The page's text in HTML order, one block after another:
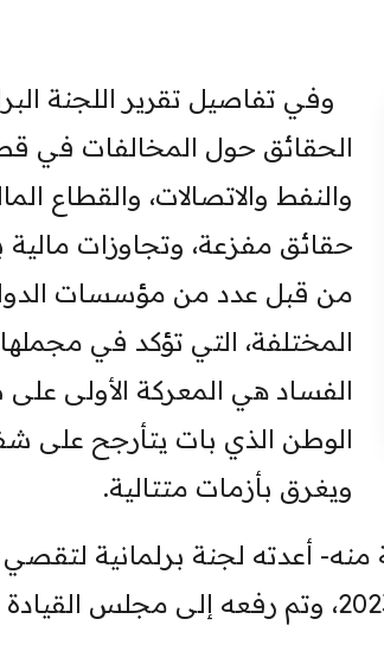
وفي تفاصيل تقرير اللجنة
الحقائق حول المخالفات في
والنفط والاتصالات، والقطاع
حقائق مفزعة، وتجاوزات مالية
من قبل عدد من مؤسسات
المختلفة، التي تؤكد في
الفساد هي المعركة الأولى
الوطن الذي بات يتأرجح على شفا
ويغرق بأزمات متتالية.
أعدته لجنة برلمانية لتقصي
من 9 نواب، خلال الفترة بين مايو ويوليو 2023، وتم رفعه إلى